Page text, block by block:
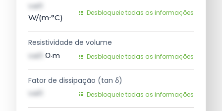
val1
W/(m∙°C)
Desbloqueie todas as informações
Resistividade de volume
val1 Ω·m Desbloqueie todas as informações
Fator de dissipação (tan δ)
val1 Desbloqueie todas as informações